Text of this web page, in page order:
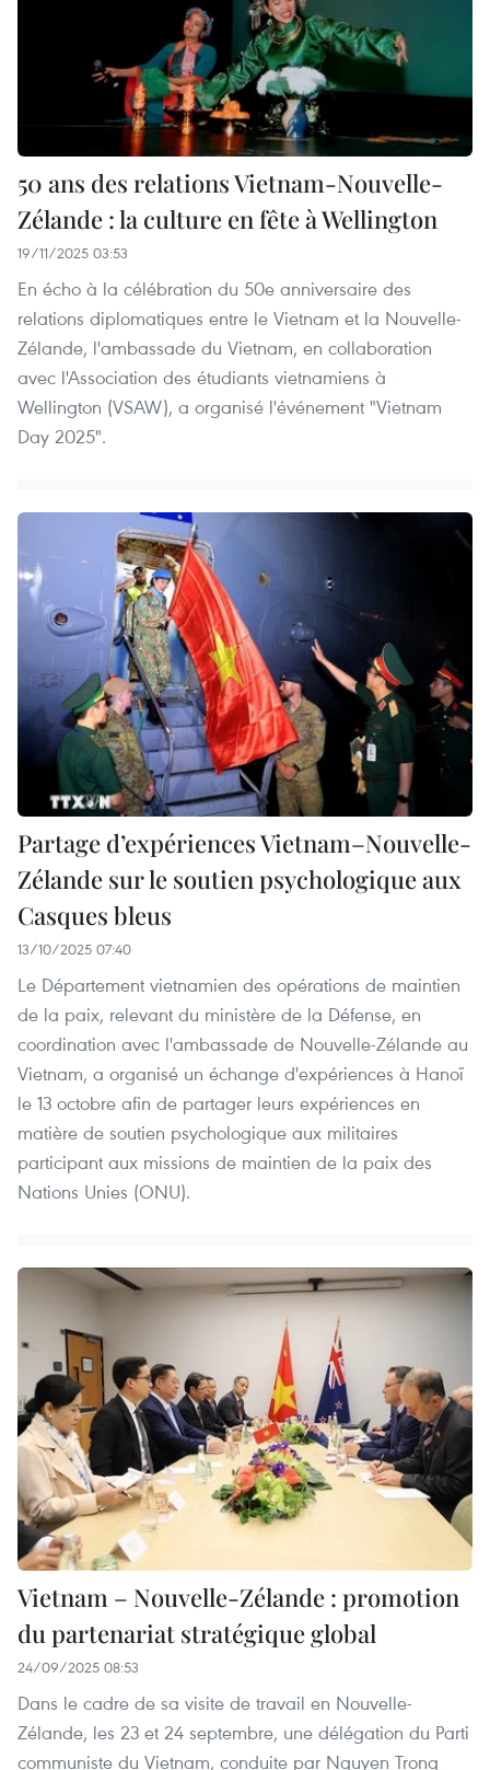
50 ans des relations Vietnam-Nouvelle-
Zélande : la culture en fête à Wellington
19/11/2025 03:53
En écho à la célébration du 50e anniversaire des
relations diplomatiques entre le Vietnam et la Nouvelle-
Zélande, l'ambassade du Vietnam, en collaboration
avec l'Association des étudiants vietnamiens à
Wellington (VSAW), a organisé l'événement "Vietnam
Day 2025".
Partage d’expériences Vietnam–Nouvelle-
Zélande sur le soutien psychologique aux
Casques bleus
13/10/2025 07:40
Le Département vietnamien des opérations de maintien
de la paix, relevant du ministère de la Défense, en
coordination avec l'ambassade de Nouvelle-Zélande au
Vietnam, a organisé un échange d'expériences à Hanoï
le 13 octobre afin de partager leurs expériences en
matière de soutien psychologique aux militaires
participant aux missions de maintien de la paix des
Nations Unies (ONU).
Vietnam – Nouvelle-Zélande : promotion
du partenariat stratégique global
24/09/2025 08:53
Dans le cadre de sa visite de travail en Nouvelle-
Zélande, les 23 et 24 septembre, une délégation du Parti
communiste du Vietnam, conduite par Nguyen Trong